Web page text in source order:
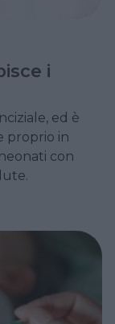
i
ed è
proprio in
con